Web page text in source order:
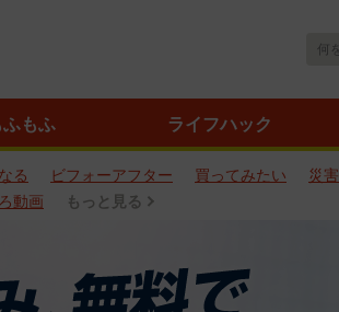
ふもふ ライフハック
る ビフォーアフター 買ってみたい 災害
動画 もっと見る